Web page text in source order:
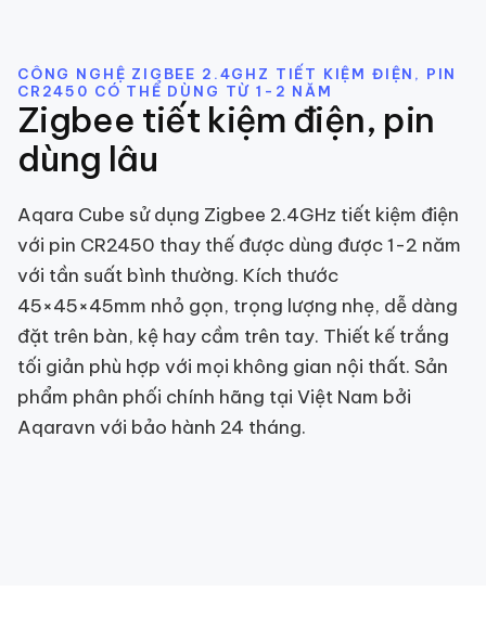
CÔNG NGHỆ ZIGBEE 2.4GHZ TIẾT KIỆM ĐIỆN, PIN
CR2450 CÓ THỂ DÙNG TỪ 1-2 NĂM
Zigbee tiết kiệm điện, pin
dùng lâu
Aqara Cube sử dụng Zigbee 2.4GHz tiết kiệm điện
với pin CR2450 thay thế được dùng được 1-2 năm
với tần suất bình thường. Kích thước
45×45×45mm nhỏ gọn, trọng lượng nhẹ, dễ dàng
đặt trên bàn, kệ hay cầm trên tay. Thiết kế trắng
tối giản phù hợp với mọi không gian nội thất. Sản
phẩm phân phối chính hãng tại Việt Nam bởi
Aqaravn với bảo hành 24 tháng.